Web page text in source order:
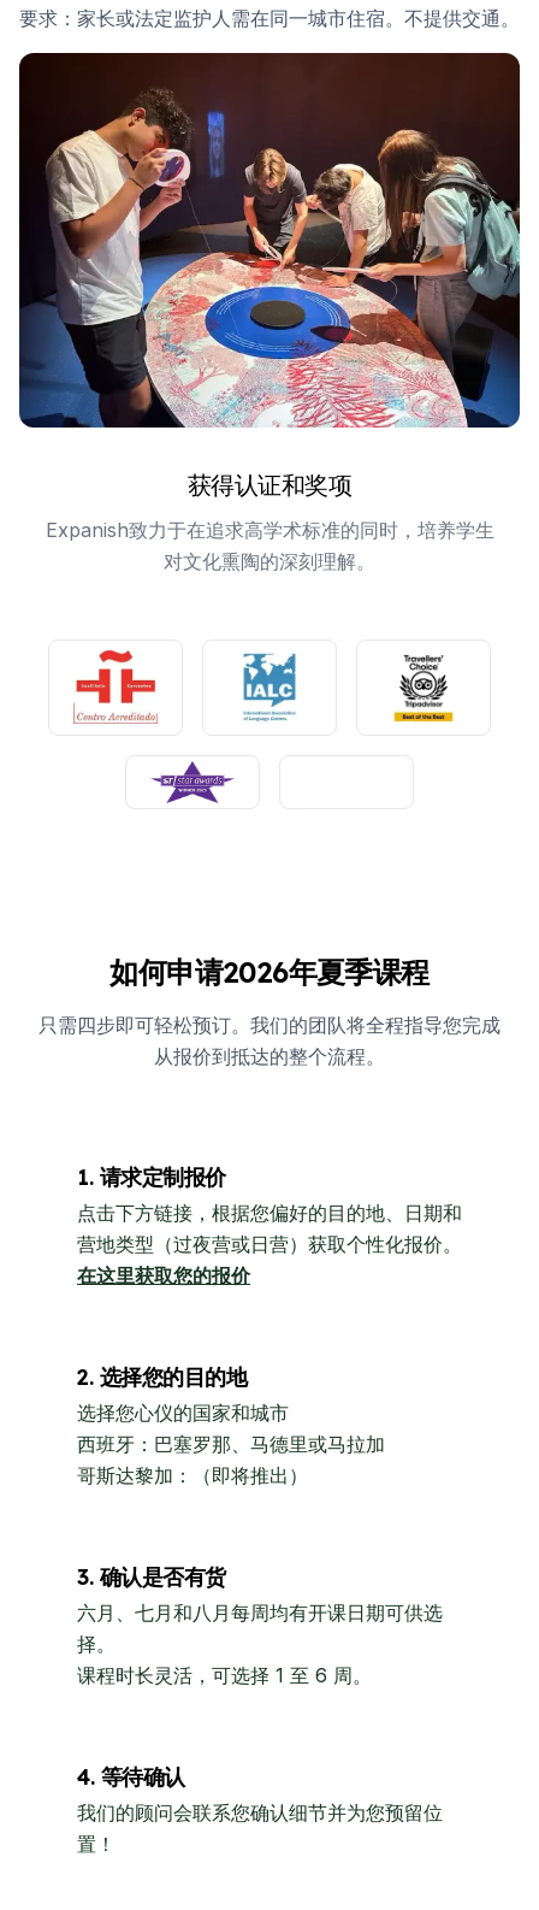
要求：家长或法定监护人需在同一城市住宿。不提供交通。
获得认证和奖项
Expanish致力于在追求高学术标准的同时，培养学生
对文化熏陶的深刻理解。
如何申请2026年夏季课程
只需四步即可轻松预订。我们的团队将全程指导您完成
从报价到抵达的整个流程。
1. 请求定制报价
点击下方链接，根据您偏好的目的地、日期和
营地类型（过夜营或日营）获取个性化报价。
在这里获取您的报价
2. 选择您的目的地
选择您心仪的国家和城市
西班牙：巴塞罗那、马德里或马拉加
哥斯达黎加：（即将推出）
3. 确认是否有货
六月、七月和八月每周均有开课日期可供选
择。
课程时长灵活，可选择 1 至 6 周。
4. 等待确认
我们的顾问会联系您确认细节并为您预留位
置！